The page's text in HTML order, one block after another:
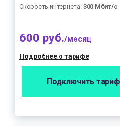
Скорость интернета: 300 Мбит/с
600 руб./месяц
Подробнее о тарифе
Подключить тариф